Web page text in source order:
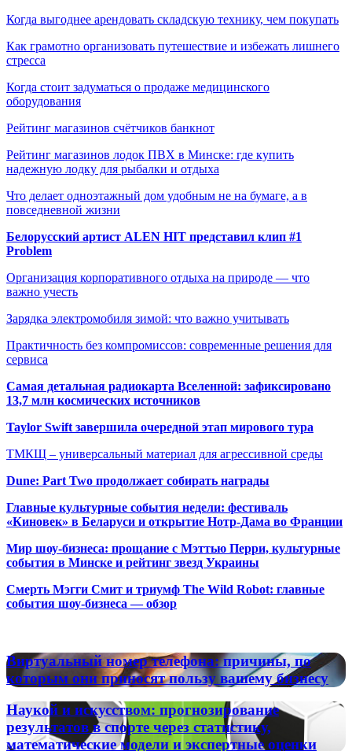
Когда выгоднее арендовать складскую технику, чем покупать
Как грамотно организовать путешествие и избежать лишнего
стресса
Когда стоит задуматься о продаже медицинского
оборудования
Рейтинг магазинов счётчиков банкнот
Рейтинг магазинов лодок ПВХ в Минске: где купить
надежную лодку для рыбалки и отдыха
Что делает одноэтажный дом удобным не на бумаге, а в
повседневной жизни
Белорусский артист ALEN HIT представил клип #1
Problem
Организация корпоративного отдыха на природе — что
важно учесть
Зарядка электромобиля зимой: что важно учитывать
Практичность без компромиссов: современные решения для
сервиса
Самая детальная радиокарта Вселенной: зафиксировано
13,7 млн космических источников
Taylor Swift завершила очередной этап мирового тура
ТМКЩ – универсальный материал для агрессивной среды
Dune: Part Two продолжает собирать награды
Главные культурные события недели: фестиваль
«Киновек» в Беларуси и открытие Нотр-Дама во Франции
Мир шоу-бизнеса: прощание с Мэттью Перри, культурные
события в Минске и рейтинг звезд Украины
Смерть Мэгги Смит и триумф The Wild Robot: главные
события шоу-бизнеса — обзор
Виртуальный
номер
телефона:
причины,
по
которым
они
Виртуальный номер телефона: причины, по
которым они приносят пользу вашему бизнесу
Наукой
и
искусством:
Наукой и искусством: прогнозирование
результатов в спорте через статистику,
математические модели и экспертные оценки